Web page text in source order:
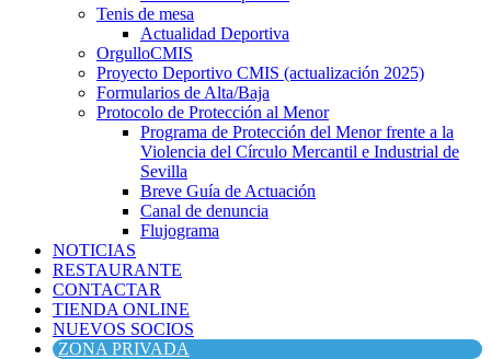
Tenis de mesa
Actualidad Deportiva
OrgulloCMIS
Proyecto Deportivo CMIS (actualización 2025)
Formularios de Alta/Baja
Protocolo de Protección al Menor
Programa de Protección del Menor frente a la
Violencia del Círculo Mercantil e Industrial de
Sevilla
Breve Guía de Actuación
Canal de denuncia
Flujograma
NOTICIAS
RESTAURANTE
CONTACTAR
TIENDA ONLINE
NUEVOS SOCIOS
ZONA PRIVADA